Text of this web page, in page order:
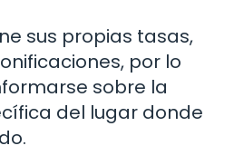
sus propias tasas,
por lo
sobre la
del lugar donde